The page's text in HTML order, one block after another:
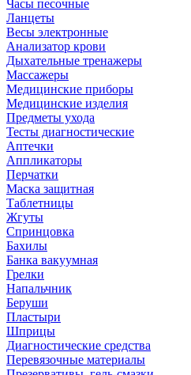
Часы песочные
Ланцеты
Весы электронные
Анализатор крови
Дыхательные тренажеры
Массажеры
Медицинские приборы
Медицинские изделия
Предметы ухода
Тесты диагностические
Аптечки
Аппликаторы
Перчатки
Маска защитная
Таблетницы
Жгуты
Спринцовка
Бахилы
Банка вакуумная
Грелки
Напальчник
Беруши
Пластыри
Шприцы
Диагностические средства
Перевязочные материалы